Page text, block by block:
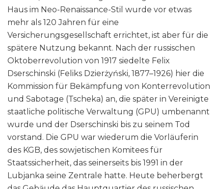
Haus im Neo-Renaissance-Stil wurde vor etwas
mehr als 120 Jahren für eine
Versicherungsgesellschaft errichtet, ist aber für die
spätere Nutzung bekannt. Nach der russischen
Oktoberrevolution von 1917 siedelte Felix
Dserschinski (Feliks Dzierżyński, 1877–1926) hier die
Kommission für Bekämpfung von Konterrevolution
und Sabotage (Tscheka) an, die später in Vereinigte
staatliche politische Verwaltung (GPU) umbenannt
wurde und der Dserschinski bis zu seinem Tod
vorstand. Die GPU war wiederum die Vorläuferin
des KGB, des sowjetischen Komitees für
Staatssicherheit, das seinerseits bis 1991 in der
Lubjanka seine Zentrale hatte. Heute beherbergt